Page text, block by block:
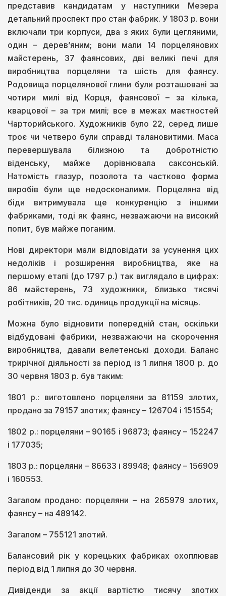
представив кандидатам у наступники Мезера
детальний проспект про стан фабрик. У 1803 р. вони
включали три корпуси, два з яких були цегляними,
один – дерев’яним; вони мали 14 порцелянових
майстерень, 37 фаянсових, дві великі печі для
виробництва порцеляни та шість для фаянсу.
Родовища порцелянової глини були розташовані за
чотири милі від Корця, фаянсової – за кілька,
кварцової – за три милі; все в межах маєтностей
Чарторийського. Художників було 22, серед лише
троє чи четверо були справді талановитими. Маса
перевершувала білизною та добротністю
віденську, майже дорівнювала саксонській.
Натомість глазур, позолота та частково форма
виробів були ще недосконалими. Порцеляна від
біди витримувала ще конкуренцію з іншими
фабриками, тоді як фаянс, незважаючи на високий
попит, був майже поганим.
Нові директори мали відповідати за усунення цих
недоліків і розширення виробництва, яке на
першому етапі (до 1797 р.) так виглядало в цифрах:
86 майстерень, 73 художники, близько тисячі
робітників, 20 тис. одиниць продукції на місяць.
Можна було відновити попередній стан, оскільки
відбудовані фабрики, незважаючи на скорочення
виробництва, давали велетенські доходи. Баланс
трирічної діяльності за період із 1 липня 1800 р. до
30 червня 1803 р. був таким:
1801 р.: виготовлено порцеляни за 81159 злотих,
продано за 79157 злотих; фаянсу – 126704 і 151554;
1802 р.: порцеляни – 90165 і 96873; фаянсу – 152247
і 177035;
1803 р.: порцеляни – 86633 і 89948; фаянсу – 156909
і 160553.
Загалом продано: порцеляни – на 265979 злотих,
фаянсу – на 489142.
Загалом – 755121 злотий.
Балансовий рік у корецьких фабриках охоплював
період від 1 липня до 30 червня.
Дивіденди за акції вартістю тисячу злотих